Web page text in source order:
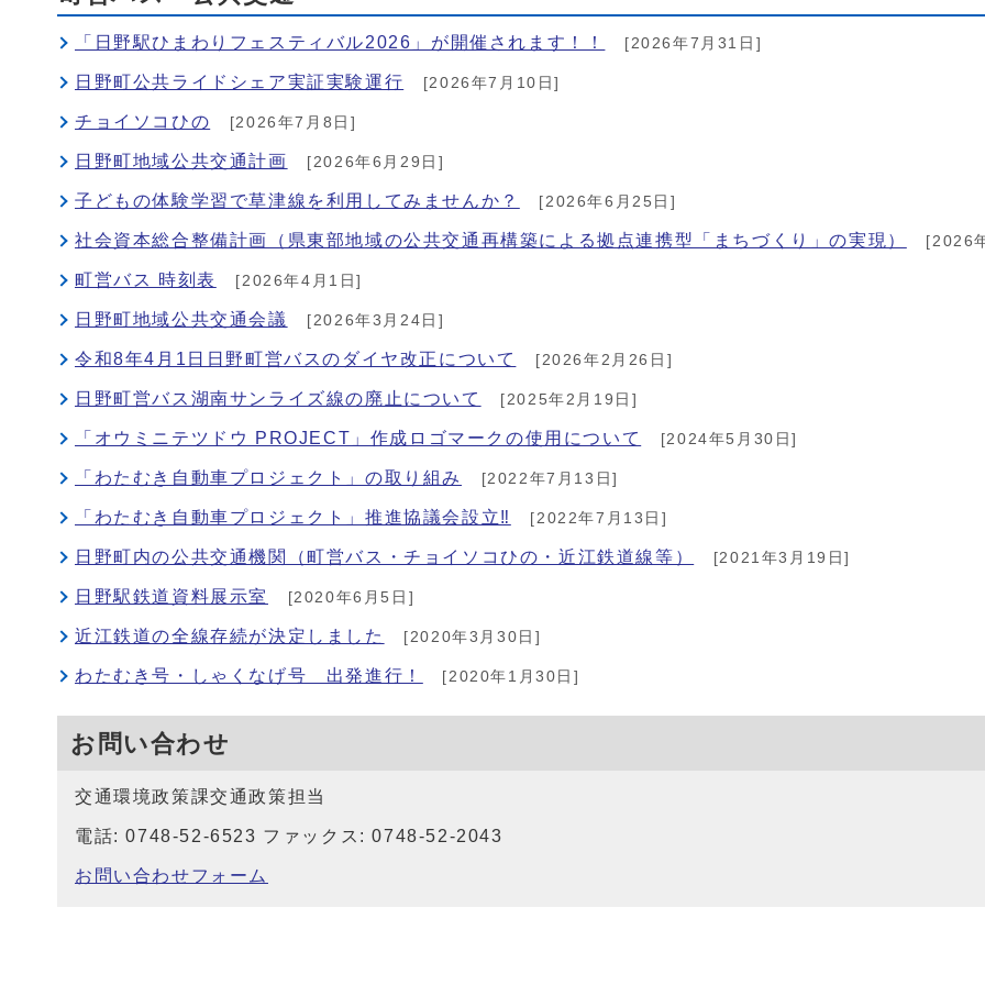
「日野駅ひまわりフェスティバル2026」が開催されます！！ [2026年7月31日]
日野町公共ライドシェア実証実験運行 [2026年7月10日]
チョイソコひの [2026年7月8日]
日野町地域公共交通計画 [2026年6月29日]
子どもの体験学習で草津線を利用してみませんか？ [2026年6月25日]
社会資本総合整備計画（県東部地域の公共交通再構築による拠点連携型「まちづくり」の実現） [2026
町営バス 時刻表 [2026年4月1日]
日野町地域公共交通会議 [2026年3月24日]
令和8年4月1日日野町営バスのダイヤ改正について [2026年2月26日]
日野町営バス湖南サンライズ線の廃止について [2025年2月19日]
「オウミニテツドウ PROJECT」作成ロゴマークの使用について [2024年5月30日]
「わたむき自動車プロジェクト」の取り組み [2022年7月13日]
「わたむき自動車プロジェクト」推進協議会設立‼ [2022年7月13日]
日野町内の公共交通機関（町営バス・チョイソコひの・近江鉄道線等） [2021年3月19日]
日野駅鉄道資料展示室 [2020年6月5日]
近江鉄道の全線存続が決定しました [2020年3月30日]
わたむき号・しゃくなげ号 出発進行！ [2020年1月30日]
お問い合わせ
交通環境政策課交通政策担当
電話: 0748-52-6523 ファックス: 0748-52-2043
お問い合わせフォーム